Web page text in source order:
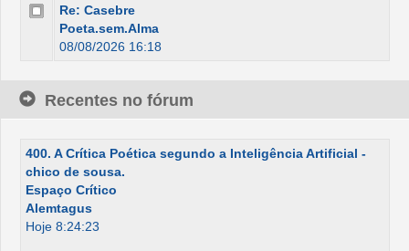
Re: Casebre
Poeta.sem.Alma
08/08/2026 16:18
Recentes no fórum
400. A Crítica Poética segundo a Inteligência Artificial -
chico de sousa.
Espaço Crítico
Alemtagus
Hoje 8:24:23